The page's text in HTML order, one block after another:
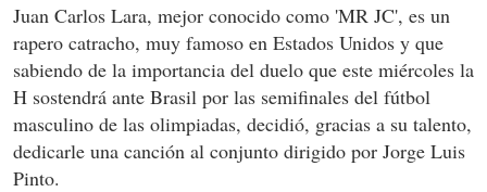
Juan Carlos Lara, mejor conocido como 'MR JC', es un
rapero catracho, muy famoso en Estados Unidos y que
sabiendo de la importancia del duelo que este miércoles la
H sostendrá ante Brasil por las semifinales del fútbol
masculino de las olimpiadas, decidió, gracias a su talento,
dedicarle una canción al conjunto dirigido por Jorge Luis
Pinto.